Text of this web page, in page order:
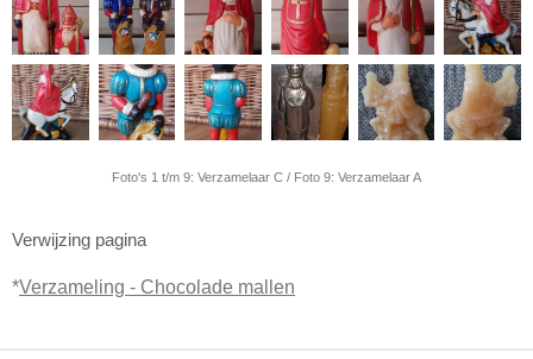
Foto's 1 t/m 9: Verzamelaar C / Foto 9: Verzamelaar A
Verwijzing pagina
*Verzameling - Chocolade mallen